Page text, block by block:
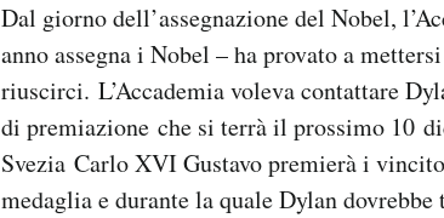
Dal giorno dell’assegnazione del Nobel,
anno assegna i Nobel – ha provato a
riuscirci. L’Accademia voleva contattare
di premiazione che si terrà il prossimo 10
Svezia Carlo XVI Gustavo premierà i
medaglia e durante la quale Dylan